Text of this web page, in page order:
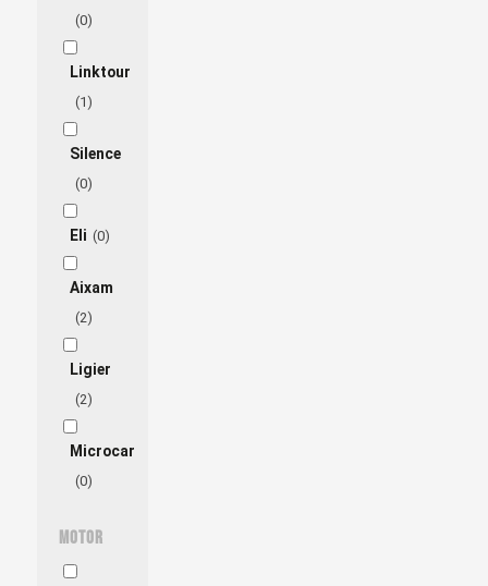
(0)
Linktour
(1)
Silence
(0)
Eli (0)
Aixam
(2)
Ligier
(2)
Microcar
(0)
Motor